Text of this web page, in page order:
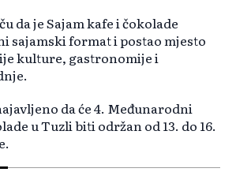
da je Sajam kafe i čokolade
sajamski format i postao mjesto
kulture, gastronomije i
da će 4. Međunarodni
u Tuzli biti održan od 13. do 16.